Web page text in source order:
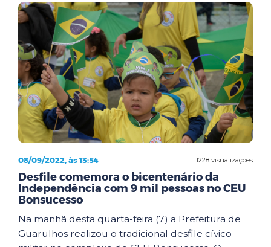
1228 visualizações
08/09/2022, às 13:54
Desfile comemora o bicentenário da
Independência com 9 mil pessoas no CEU
Bonsucesso
Na manhã desta quarta-feira (7) a Prefeitura de
Guarulhos realizou o tradicional desfile cívico-